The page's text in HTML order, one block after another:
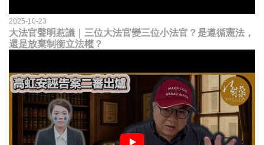
2025-10-23
大法官聲明惹議｜三位大法官變三位小法官？是遵循憲法，
還是放棄制衡立法權？